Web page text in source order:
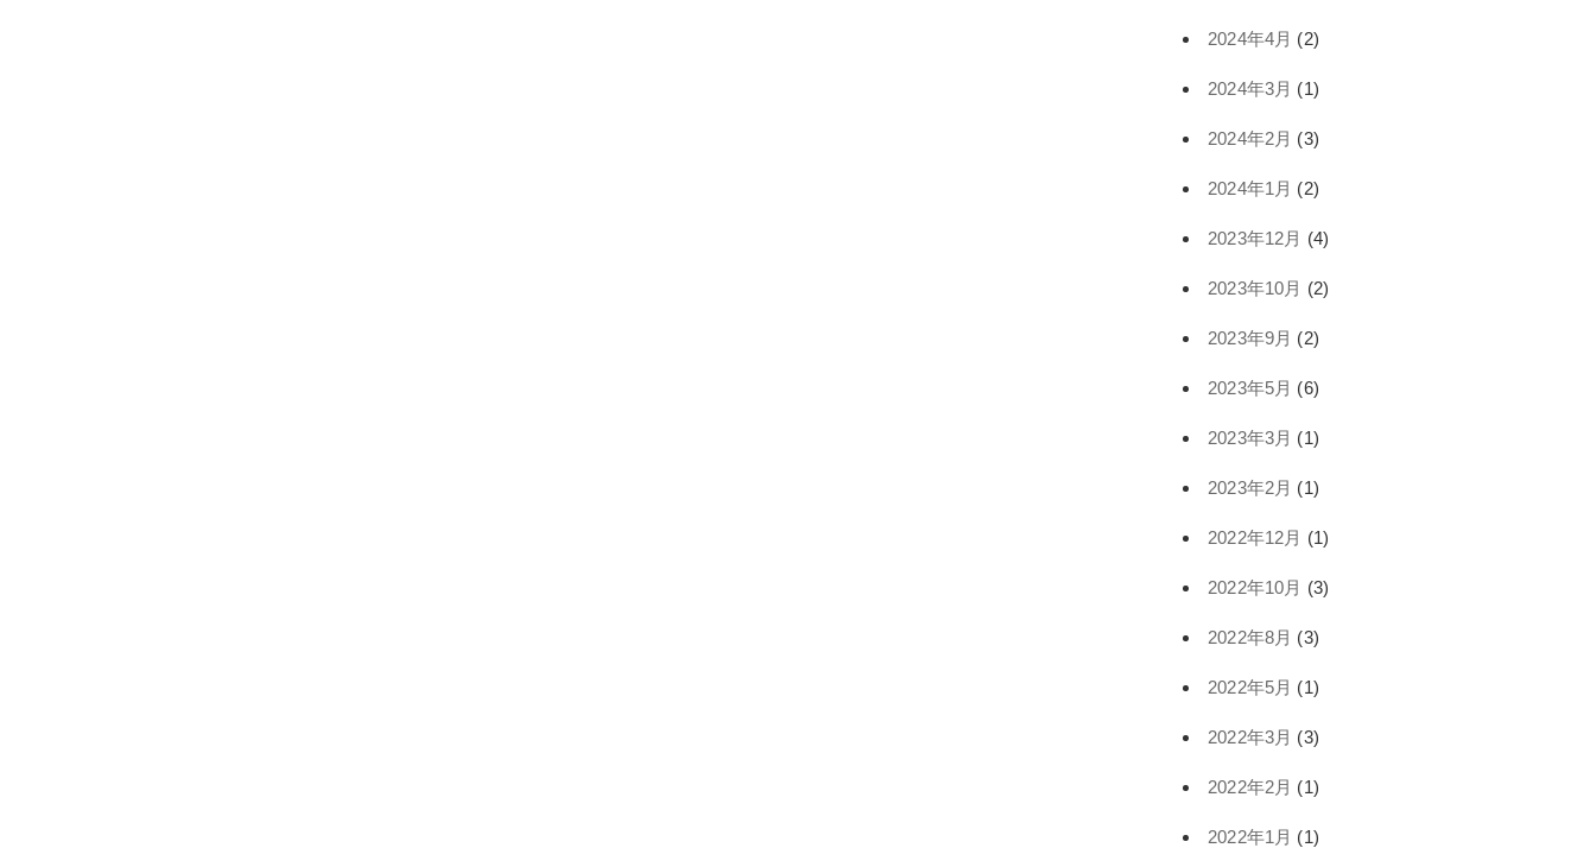
2024年4月 (2)
2024年3月 (1)
2024年2月 (3)
2024年1月 (2)
2023年12月 (4)
2023年10月 (2)
2023年9月 (2)
2023年5月 (6)
2023年3月 (1)
2023年2月 (1)
2022年12月 (1)
2022年10月 (3)
2022年8月 (3)
2022年5月 (1)
2022年3月 (3)
2022年2月 (1)
2022年1月 (1)